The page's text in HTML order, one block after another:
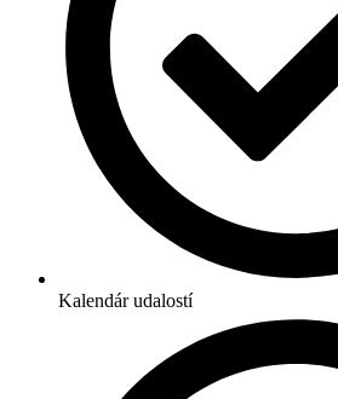
Kalendár udalostí